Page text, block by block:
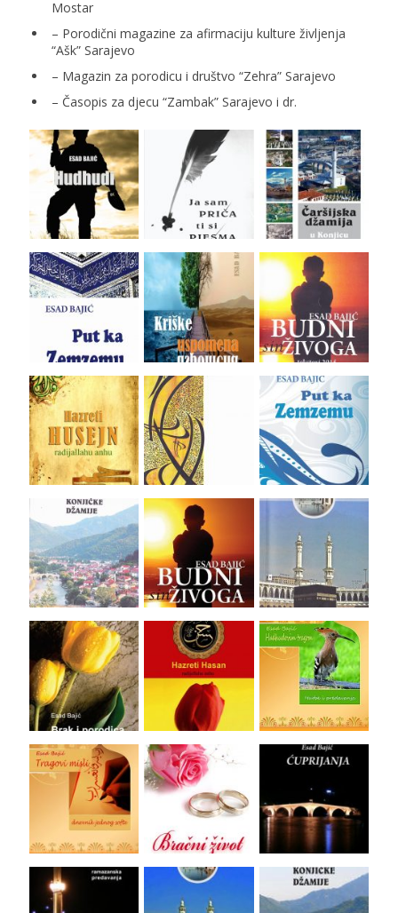
Mostar
– Porodični magazine za afirmaciju kulture življenja
“Ašk” Sarajevo
– Magazin za porodicu i društvo “Zehra” Sarajevo
– Časopis za djecu “Zambak” Sarajevo i dr.